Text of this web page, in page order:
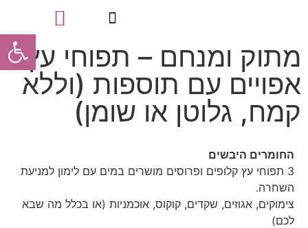
מתוק ומנחם – תפוחי עץ
אפויים עם תוספות (וללא
קמח, גלוטן או שומן)
החומרים היבשים
3 תפוחי עץ קלופים ופרוסים מושרים במים עם לימון למניעת
השחרה.
צימוקים, אגוזים, שקדים, קוקוס, אוכמניות (או בכלל מה שבא
לכם)
פתח